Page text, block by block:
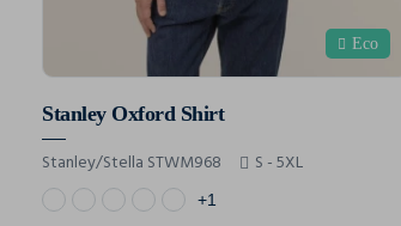
Eco
Stanley Oxford Shirt
Stanley/Stella STWM968 S - 5XL
+1